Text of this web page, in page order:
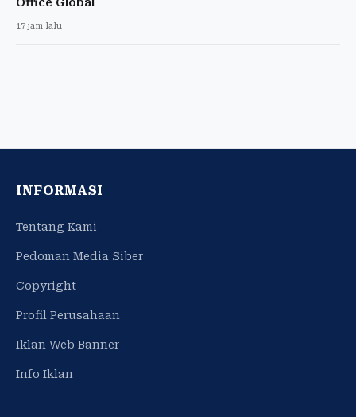
17 jam lalu
INFORMASI
Tentang Kami
Pedoman Media Siber
Copyright
Profil Perusahaan
Iklan Web Banner
Info Iklan